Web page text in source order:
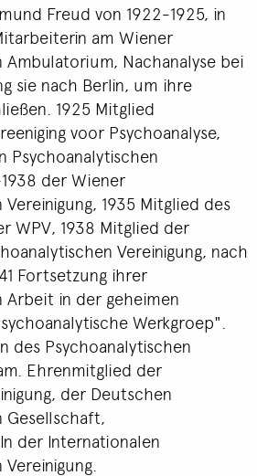
Freud von 1922-1925, in
am Wiener
Ambulatorium, Nachanalyse bei
sie nach Berlin, um ihre
1925 Mitglied
voor Psychoanalyse,
Psychoanalytischen
der Wiener
1935 Mitglied des
WPV, 1938 Mitglied der
Vereinigung, nach
Fortsetzung ihrer
Arbeit in der geheimen
Werkgroep".
des Psychoanalytischen
Ehrenmitglied der
der Deutschen
der Internationalen